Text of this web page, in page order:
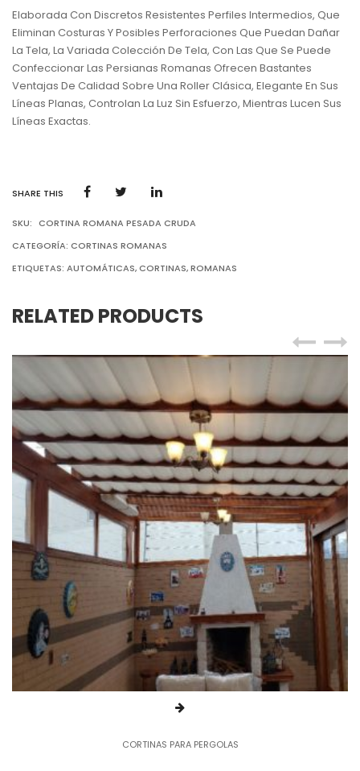
Elaborada Con Discretos Resistentes Perfiles Intermedios, Que
Eliminan Costuras Y Posibles Perforaciones Que Puedan Dañar
La Tela, La Variada Colección De Tela, Con Las Que Se Puede
Confeccionar Las Persianas Romanas Ofrecen Bastantes
Ventajas De Calidad Sobre Una Roller Clásica, Elegante En Sus
Líneas Planas, Controlan La Luz Sin Esfuerzo, Mientras Lucen Sus
Líneas Exactas.
SHARE THIS
SKU: CORTINA ROMANA PESADA CRUDA
CATEGORÍA: CORTINAS ROMANAS
ETIQUETAS: AUTOMÁTICAS,CORTINAS,ROMANAS
RELATED PRODUCTS
CORTINAS PARA PERGOLAS